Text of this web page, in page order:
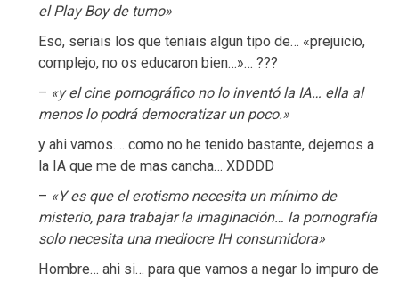
el Play Boy de turno»
Eso, seriais los que teniais algun tipo de… «prejuicio,
complejo, no os educaron bien…»… ???
– «y el cine pornográfico no lo inventó la IA… ella al
menos lo podrá democratizar un poco.»
y ahi vamos…. como no he tenido bastante, dejemos a
la IA que me de mas cancha… XDDDD
– «Y es que el erotismo necesita un mínimo de
misterio, para trabajar la imaginación… la pornografía
solo necesita una mediocre IH consumidora»
Hombre… ahi si… para que vamos a negar lo impuro de